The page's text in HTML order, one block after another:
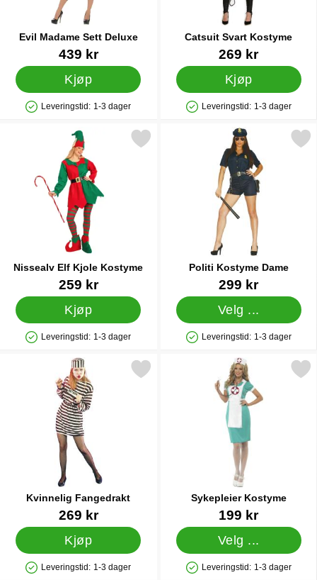
Evil Madame Sett Deluxe
Varenummer 18065
439 kr
Kjøp
Produkttilgjengelighet: På lager
Leveringstid: 1-3 dager
Catsuit Svart Kostyme
Varenummer 18988
269 kr
Kjøp
Produkttilgjengelighet: På lager
Leveringstid: 1-3 dager
Nissealv Elf Kjole Kostyme
Varenummer 40507
259 kr
Kjøp
Produkttilgjengelighet: På lager
Leveringstid: 1-3 dager
Merk nissealv Elf Kjole Kostyme som favoritt
Politi Kostyme Dame
Varenummer 84526
299 kr
Velg ...
Produkttilgjengelighet: På lager
Leveringstid: 1-3 dager
Merk politi Kostyme
Kvinnelig Fangedrakt
Varenummer 1255
269 kr
Kjøp
Produkttilgjengelighet: På lager
Leveringstid: 1-3 dager
Merk kvinnelig Fangedrakt som favoritt
Sykepleier Kostyme
Varenummer 8146
199 kr
Velg ...
Produkttilgjengelighet: På lager
Leveringstid: 1-3 dager
Merk sykepleier